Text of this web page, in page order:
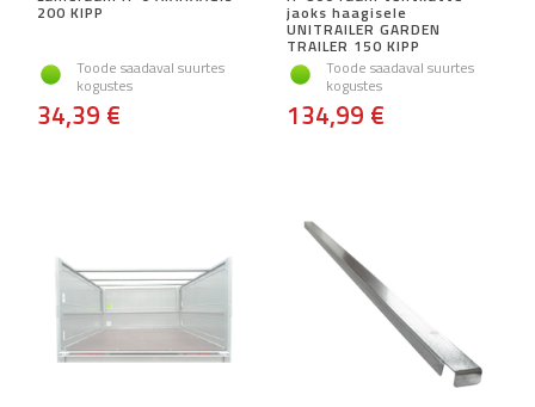
200 KIPP
Toode saadaval suurtes
kogustes
34,39 €
jaoks haagisele
UNITRAILER GARDEN
TRAILER 150 KIPP
Toode saadaval suurtes
kogustes
134,99 €